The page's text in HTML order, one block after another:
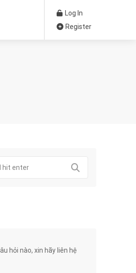
Log In
Register
hỏi nào, xin hãy liên hệ